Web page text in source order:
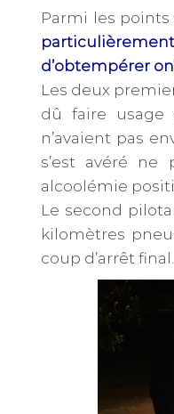
Parmi les
d’obtempérer
Les deux
dû faire usage
n’avaient pas
s’est avéré
alcoolémie
Le second
kilomètres
coup d’arrêt final.